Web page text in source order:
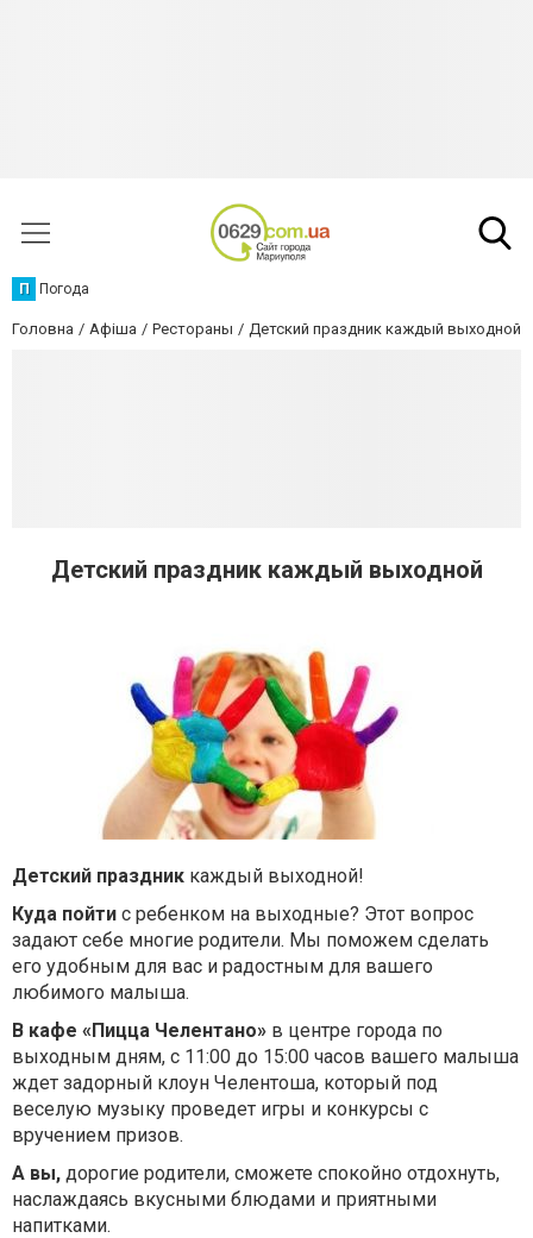
П Погода
Головна Афіша Рестораны Детский праздник каждый выходной
Детский праздник каждый выходной
Детский праздник каждый выходной!
Куда пойти с ребенком на выходные? Этот вопрос
задают себе многие родители. Мы поможем сделать
его удобным для вас и радостным для вашего
любимого малыша.
В кафе «Пицца Челентано» в центре города по
выходным дням, с 11:00 до 15:00 часов вашего малыша
ждет задорный клоун Челентоша, который под
веселую музыку проведет игры и конкурсы с
вручением призов.
А вы, дорогие родители, сможете спокойно отдохнуть,
наслаждаясь вкусными блюдами и приятными
напитками.